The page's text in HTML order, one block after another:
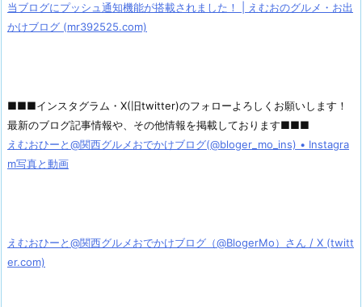
当ブログにプッシュ通知機能が搭載されました！ | えむおのグルメ・お出
かけブログ (mr392525.com)
■■■インスタグラム・X(旧twitter)のフォローよろしくお願いします！
最新のブログ記事情報や、その他情報を掲載しております■■■
えむおひーと@関西グルメおでかけブログ(@bloger_mo_ins) • Instagra
m写真と動画
えむおひーと@関西グルメおでかけブログ（@BlogerMo）さん / X (twitt
er.com)